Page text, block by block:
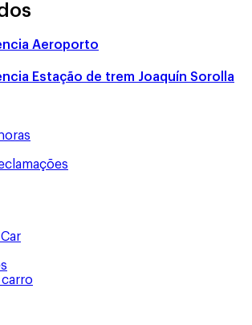
Aeroporto
Estação de trem Joaquín Sorolla